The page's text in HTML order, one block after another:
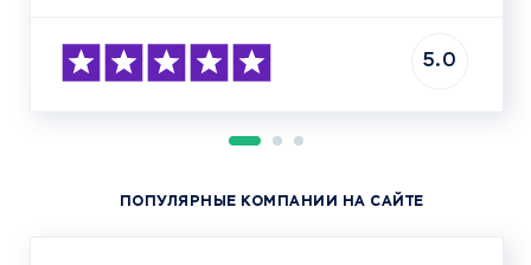
5.0
ПОПУЛЯРНЫЕ КОМПАНИИ НА САЙТЕ